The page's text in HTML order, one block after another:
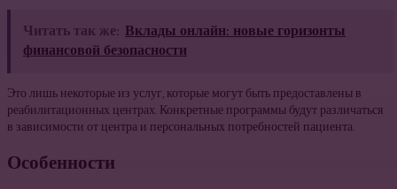
Читать так же: Вклады онлайн: новые горизонты
финансовой безопасности
Это лишь некоторые из услуг, которые могут быть предоставлены в
реабилитационных центрах. Конкретные программы будут различаться
в зависимости от центра и персональных потребностей пациента.
Особенности